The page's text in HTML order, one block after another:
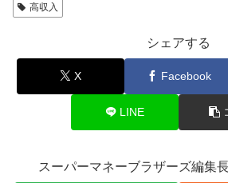
高収入
シェアする
X Facebook
LINE
スーパーマネーブラザーズ編集